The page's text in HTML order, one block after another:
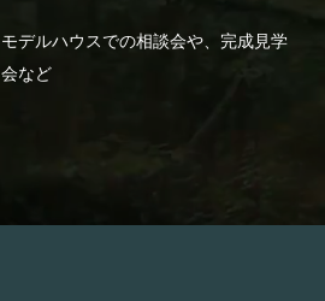
モデルハウスでの相談会や、 完成見学
会など